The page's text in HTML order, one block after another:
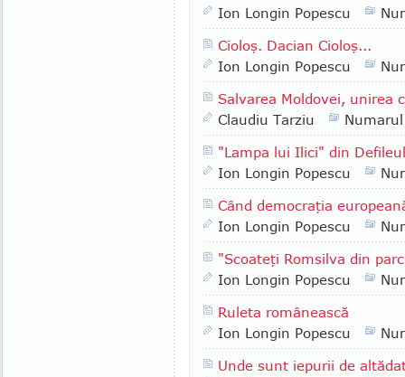
Ion Longin Popescu
Cioloş. Dacian Cioloş...
Ion Longin Popescu
Salvarea Moldovei, unirea
Claudiu Tarziu
"Lampa lui Ilici" din
Ion Longin Popescu
Când democraţia
Ion Longin Popescu
"Scoateţi Romsilva din
Ion Longin Popescu
Ruleta românească
Ion Longin Popescu
Unde sunt iepurii de